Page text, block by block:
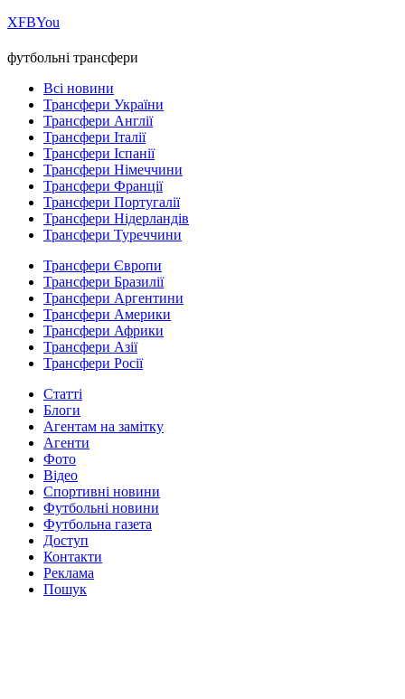
ХFBYou
футбольні трансфери
Всі новини
Трансфери України
Трансфери Англії
Трансфери Італії
Трансфери Іспанії
Трансфери Німеччини
Трансфери Франції
Трансфери Португалії
Трансфери Нідерландів
Трансфери Туреччини
Трансфери Європи
Трансфери Бразилії
Трансфери Аргентини
Трансфери Америки
Трансфери Африки
Трансфери Азії
Трансфери Росії
Статті
Блоги
Агентам на замітку
Агенти
Фото
Відео
Спортивні новини
Футбольні новини
Футбольна газета
Доступ
Контакти
Реклама
Пошук